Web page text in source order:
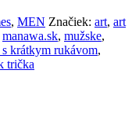
, MEN Značiek: art, art
manawa.sk, mužske,
krátkym rukávom,
trička